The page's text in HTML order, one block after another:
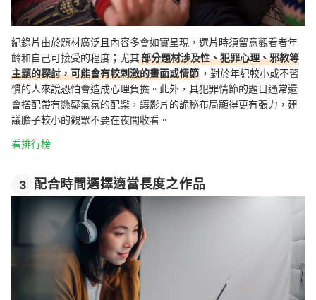
紀錄片由於題材廣泛且內容多會如實呈現，選片時須留意觀看者年
齡和自己可接受的程度；尤其部分題材涉及性、犯罪心理、邪教等
主題的探討，可能會有較刺激的畫面或情節 ，對於年紀較小或不習
慣的人來說恐怕會造成心理負擔。此外，具犯罪情節的題目通常還
會搭配帶有懸疑氣氛的配樂，讓影片的詭秘布局顯得更有張力，建
議膽子較小的觀眾不要在夜間收看。
看排行榜
3 配合時間選擇適當長度之作品